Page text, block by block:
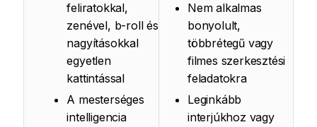
feliratokkal,
zenével, b-roll és
nagyításokkal
egyetlen
kattintással
A mesterséges
intelligencia
Nem alkalmas
bonyolult,
többrétegű vagy
filmes szerkesztési
feladatokra
Leginkább
interjúkhoz vagy